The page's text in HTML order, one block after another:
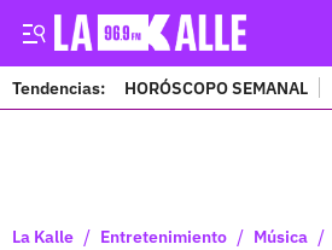
Tendencias: HORÓSCOPO SEMANAL
La Kalle / Entretenimiento / Música /